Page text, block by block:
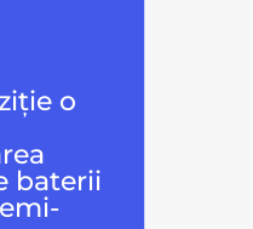
o
baterii